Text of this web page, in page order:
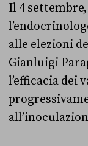
Il 4
alle elezioni
Gianluigi
l’efficacia dei